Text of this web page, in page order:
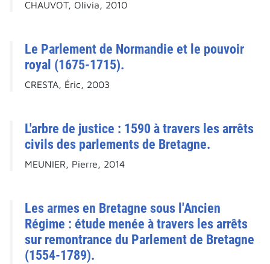
CHAUVOT, Olivia, 2010
Le Parlement de Normandie et le pouvoir
royal (1675-1715).
CRESTA, Éric, 2003
L'arbre de justice : 1590 à travers les arrêts
civils des parlements de Bretagne.
MEUNIER, Pierre, 2014
Les armes en Bretagne sous l'Ancien
Régime : étude menée à travers les arrêts
sur remontrance du Parlement de Bretagne
(1554-1789).